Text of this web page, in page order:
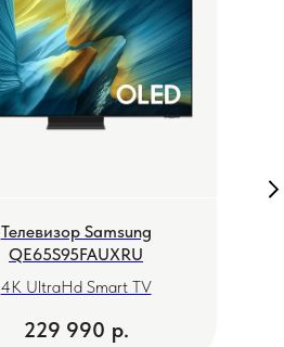
Телевизор Samsung
QE65S95FAUXRU
4K UltraHd Smart TV
229 990 р.